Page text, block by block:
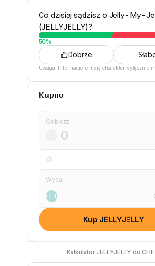
Co dzisiaj sądzisz o Jelly-My-
(JELLYJELLY)?
50%
Dobrze
Uwaga: Informacje te mają charakter wyłącznie
Kupno
Odbierz
Wydaj
CHF
Kup JELLYJELLY
Kalkulator JELLYJELLY do CHF